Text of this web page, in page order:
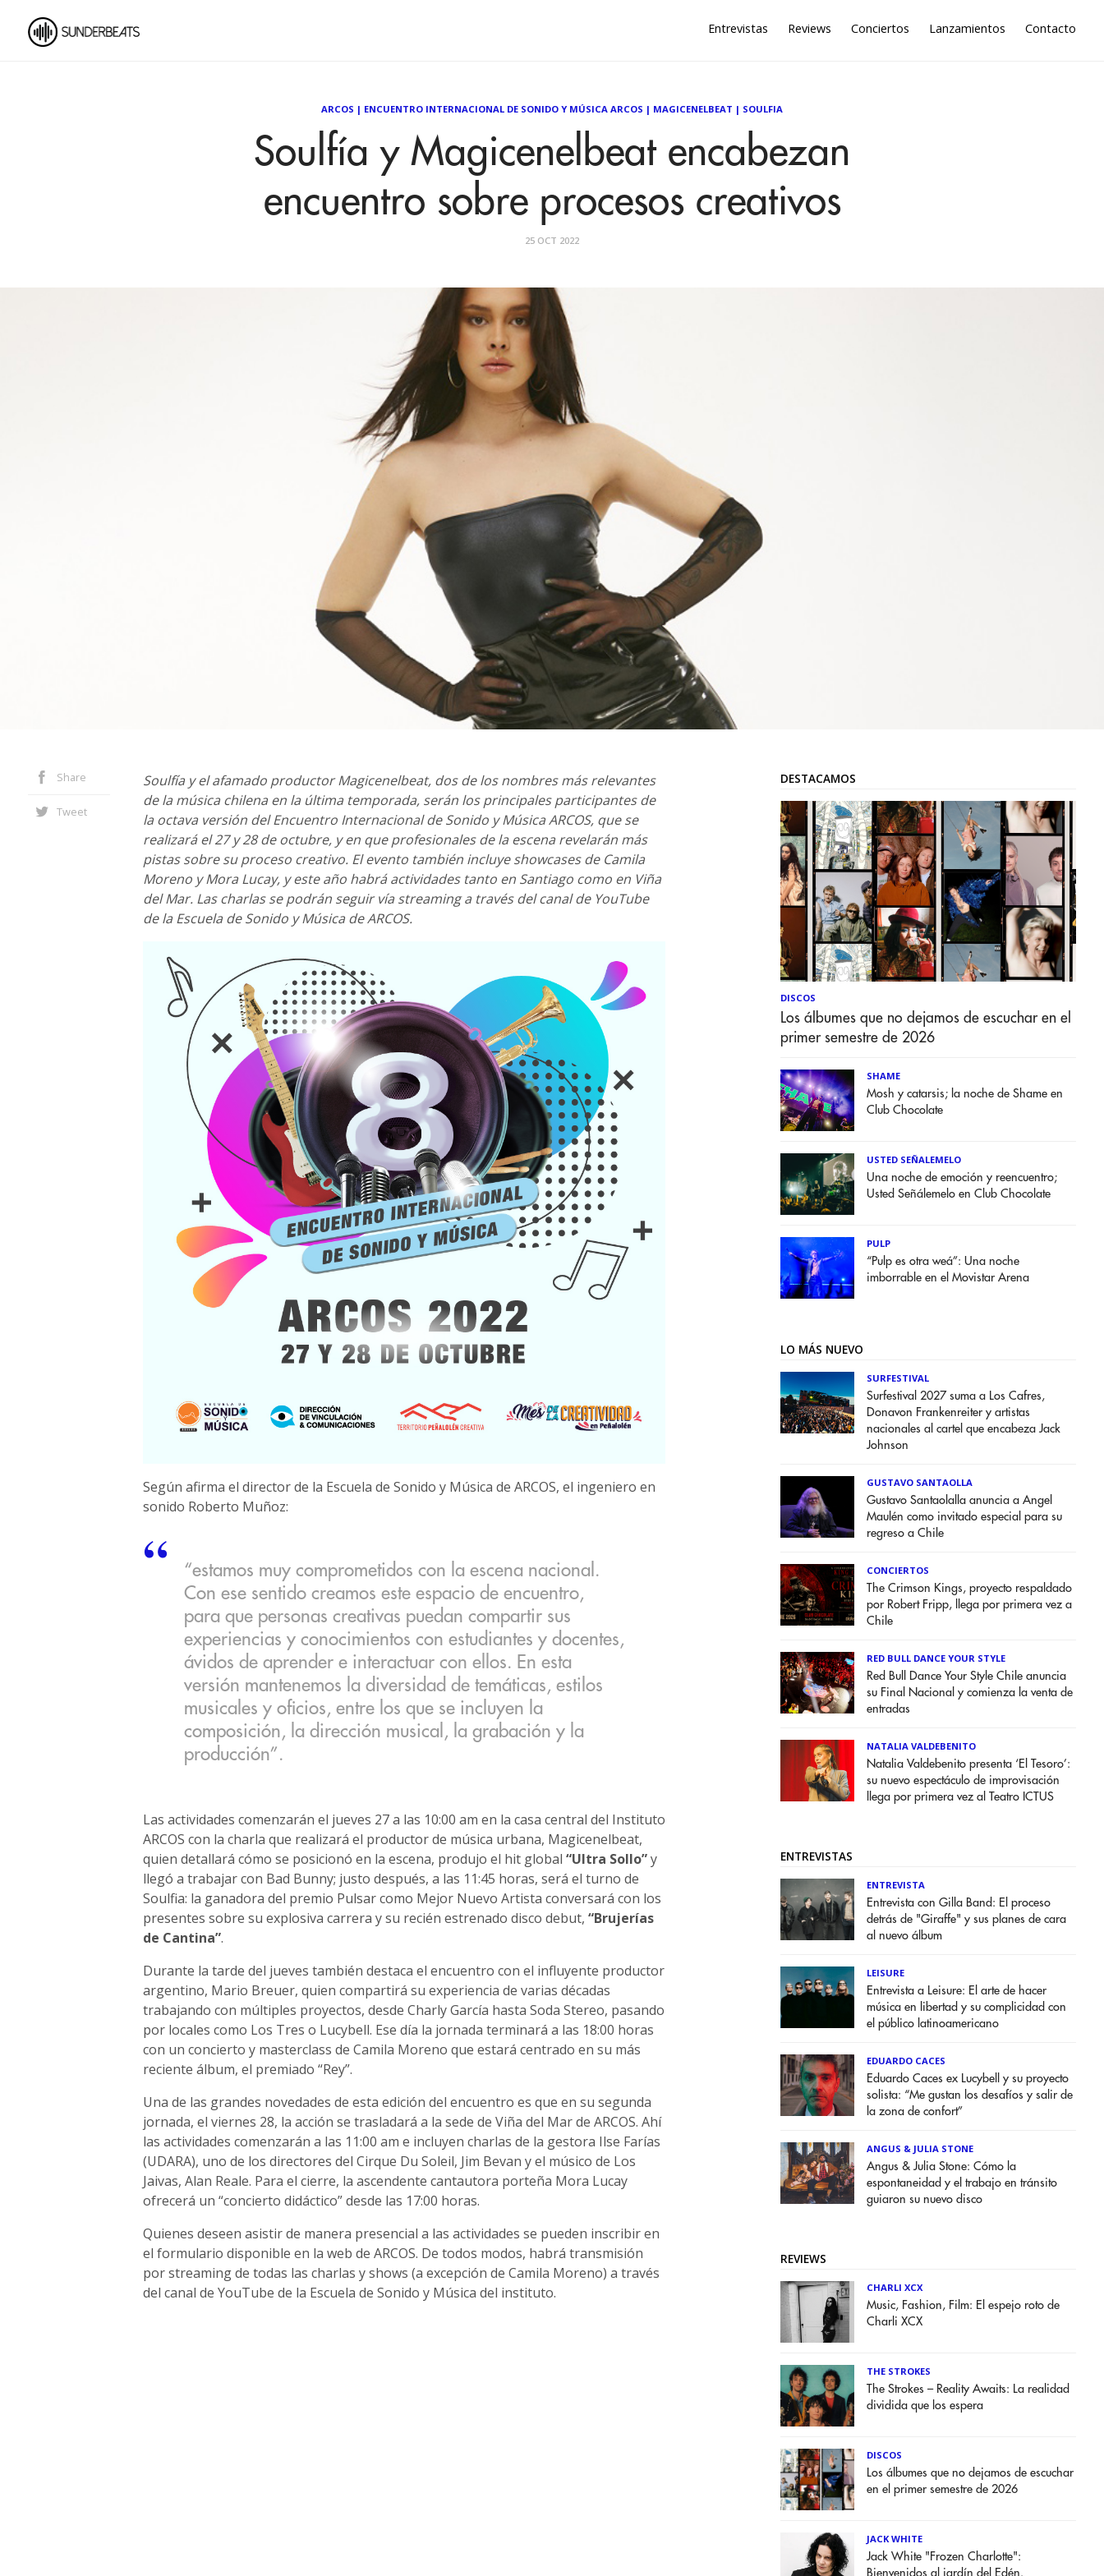
Entrevistas Reviews Conciertos Lanzamientos Contacto
ARCOS | ENCUENTRO INTERNACIONAL DE SONIDO Y MÚSICA ARCOS | MAGICENELBEAT | SOULFIA
Soulfía y Magicenelbeat encabezan
encuentro sobre procesos creativos
25 OCT 2022
Share
Tweet
Soulfía y el afamado productor Magicenelbeat, dos de los nombres más relevantes
de la música chilena en la última temporada, serán los principales participantes de
la octava versión del Encuentro Internacional de Sonido y Música ARCOS, que se
realizará el 27 y 28 de octubre, y en que profesionales de la escena revelarán más
pistas sobre su proceso creativo. El evento también incluye showcases de Camila
Moreno y Mora Lucay, y este año habrá actividades tanto en Santiago como en Viña
del Mar. Las charlas se podrán seguir vía streaming a través del canal de YouTube
de la Escuela de Sonido y Música de ARCOS.
Según afirma el director de la Escuela de Sonido y Música de ARCOS, el ingeniero en
sonido Roberto Muñoz:
“estamos muy comprometidos con la escena nacional.
Con ese sentido creamos este espacio de encuentro,
para que personas creativas puedan compartir sus
experiencias y conocimientos con estudiantes y docentes,
ávidos de aprender e interactuar con ellos. En esta
versión mantenemos la diversidad de temáticas, estilos
musicales y oficios, entre los que se incluyen la
composición, la dirección musical, la grabación y la
producción”.
Las actividades comenzarán el jueves 27 a las 10:00 am en la casa central del Instituto
ARCOS con la charla que realizará el productor de música urbana, Magicenelbeat,
quien detallará cómo se posicionó en la escena, produjo el hit global “Ultra Sollo”y
llegó a trabajar con Bad Bunny; justo después, a las 11:45 horas, será el turno de
Soulfia: la ganadora del premio Pulsar como Mejor Nuevo Artista conversará con los
presentes sobre su explosiva carrera y su recién estrenado disco debut, “Brujerías
de Cantina”.
Durante la tarde del jueves también destaca el encuentro con el influyente productor
argentino, Mario Breuer, quien compartirá su experiencia de varias décadas
trabajando con múltiples proyectos, desde Charly García hasta Soda Stereo, pasando
por locales como Los Tres o Lucybell. Ese día la jornada terminará a las 18:00 horas
con un concierto y masterclass de Camila Moreno que estará centrado en su más
reciente álbum, el premiado “Rey”.
Una de las grandes novedades de esta edición del encuentro es que en su segunda
jornada, el viernes 28, la acción se trasladará a la sede de Viña del Mar de ARCOS. Ahí
las actividades comenzarán a las 11:00 am e incluyen charlas de la gestora Ilse Farías
(UDARA), uno de los directores del Cirque Du Soleil, Jim Bevan y el músico de Los
Jaivas, Alan Reale. Para el cierre, la ascendente cantautora porteña Mora Lucay
ofrecerá un “concierto didáctico” desde las 17:00 horas.
Quienes deseen asistir de manera presencial a las actividades se pueden inscribir en
el formulario disponible en la web de ARCOS. De todos modos, habrá transmisión
por streaming de todas las charlas y shows (a excepción de Camila Moreno) a través
del canal de YouTube de la Escuela de Sonido y Música del instituto.
DESTACAMOS
DISCOS
Los álbumes que no dejamos de escuchar en el
primer semestre de 2026
SHAME
Mosh y catarsis; la noche de Shame en
Club Chocolate
USTED SEÑALEMELO
Una noche de emoción y reencuentro;
Usted Señálemelo en Club Chocolate
PULP
“Pulp es otra weá”: Una noche
imborrable en el Movistar Arena
LO MÁS NUEVO
SURFESTIVAL
Surfestival 2027 suma a Los Cafres,
Donavon Frankenreiter y artistas
nacionales al cartel que encabeza Jack
Johnson
GUSTAVO SANTAOLLA
Gustavo Santaolalla anuncia a Angel
Maulén como invitado especial para su
regreso a Chile
CONCIERTOS
The Crimson Kings, proyecto respaldado
por Robert Fripp, llega por primera vez a
Chile
RED BULL DANCE YOUR STYLE
Red Bull Dance Your Style Chile anuncia
su Final Nacional y comienza la venta de
entradas
NATALIA VALDEBENITO
Natalia Valdebenito presenta ‘El Tesoro’:
su nuevo espectáculo de improvisación
llega por primera vez al Teatro ICTUS
ENTREVISTAS
ENTREVISTA
Entrevista con Gilla Band: El proceso
detrás de "Giraffe" y sus planes de cara
al nuevo álbum
LEISURE
Entrevista a Leisure: El arte de hacer
música en libertad y su complicidad con
el público latinoamericano
EDUARDO CACES
Eduardo Caces ex Lucybell y su proyecto
solista: “Me gustan los desafíos y salir de
la zona de confort”
ANGUS & JULIA STONE
Angus & Julia Stone: Cómo la
espontaneidad y el trabajo en tránsito
guiaron su nuevo disco
REVIEWS
CHARLI XCX
Music, Fashion, Film: El espejo roto de
Charli XCX
THE STROKES
The Strokes – Reality Awaits: La realidad
dividida que los espera
DISCOS
Los álbumes que no dejamos de escuchar
en el primer semestre de 2026
JACK WHITE
Jack White "Frozen Charlotte":
Bienvenidos al jardín del Edén.